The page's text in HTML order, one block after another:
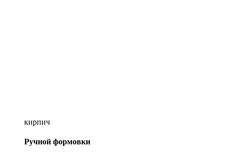
кирпич
Ручной формовки